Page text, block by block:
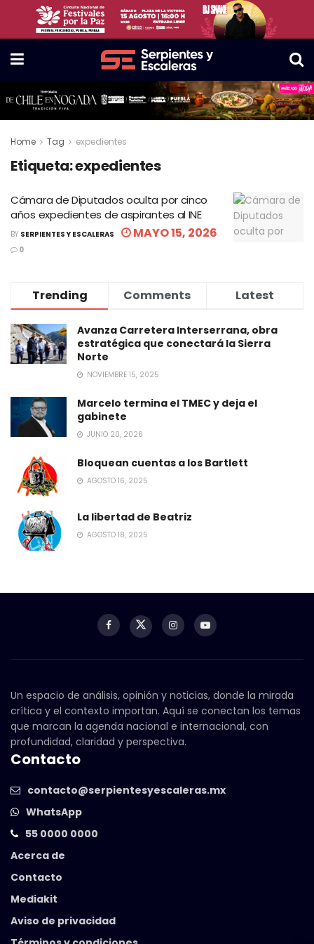
Home Tag expedientes
Etiqueta:expedientes
Cámara de Diputados oculta por cinco
años expedientes de aspirantes al INE
BY SERPIENTES Y ESCALERAS MAYO 15, 2026
0
Trending Comments Latest
Avanza Carretera Interserrana, obra
estratégica que conectará la Sierra
Norte
NOVIEMBRE 15, 2025
Marcelo termina el TMEC y deja el
gabinete
JUNIO 20, 2026
Bloquean cuentas a los Bartlett
AGOSTO 16, 2025
La libertad de Beatriz
AGOSTO 18, 2025
Un espacio de análisis, opinión y noticias, donde la mirada
crítica y el contexto importan. Aquí se conectan los temas
que marcan la agenda nacional e internacional, con
profundidad, claridad y perspectiva.
Contacto
contacto@serpientesyescaleras.mx
WhatsApp
55 0000 0000
Acerca de
Contacto
Mediakit
Aviso de privacidad